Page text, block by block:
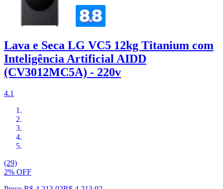
Lava e Seca LG VC5 12kg Titanium com
Inteligência Artificial AIDD
(CV3012MC5A) - 220v
4.1
(29)
2% OFF